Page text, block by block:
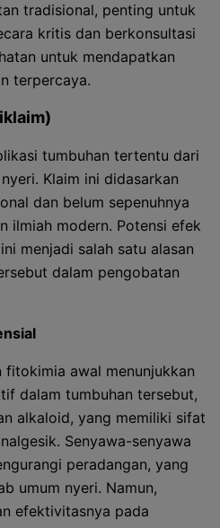
tradisional, penting untuk
kritis dan berkonsultasi
untuk mendapatkan
terpercaya.
tumbuhan tertentu dari
Klaim ini didasarkan
dan belum sepenuhnya
ilmiah modern. Potensi efek
menjadi salah satu alasan
dalam pengobatan
fitokimia awal menunjukkan
dalam tumbuhan tersebut,
alkaloid, yang memiliki sifat
Senyawa-senyawa
peradangan, yang
umum nyeri. Namun,
efektivitasnya pada